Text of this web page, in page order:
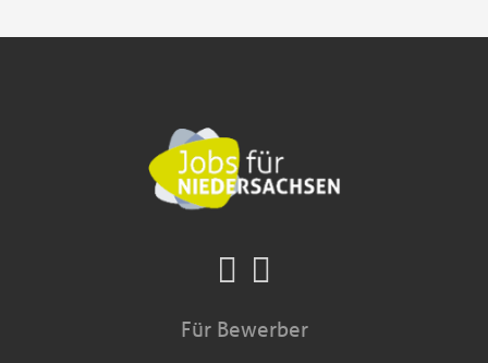
Für Bewerber